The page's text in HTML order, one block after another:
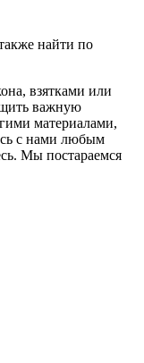
найти по
взятками или
важную
материалами,
с нами любым
Мы постараемся